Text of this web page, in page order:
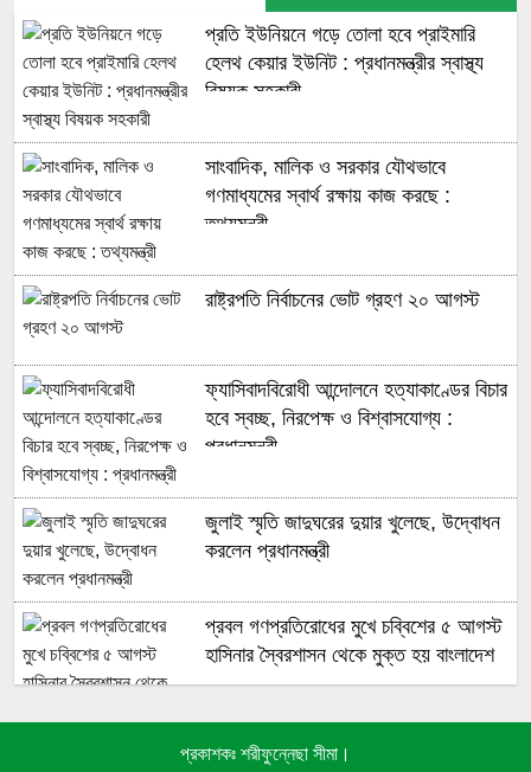
প্রতি ইউনিয়নে গড়ে তোলা হবে প্রাইমারি
হেলথ কেয়ার ইউনিট : প্রধানমন্ত্রীর স্বাস্থ্য
বিষয়ক সহকারী
সাংবাদিক, মালিক ও সরকার যৌথভাবে
গণমাধ্যমের স্বার্থ রক্ষায় কাজ করছে :
তথ্যমন্ত্রী
রাষ্ট্রপতি নির্বাচনের ভোট গ্রহণ ২০ আগস্ট
ফ্যাসিবাদবিরোধী আন্দোলনে হত্যাকাণ্ডের বিচার
হবে স্বচ্ছ, নিরপেক্ষ ও বিশ্বাসযোগ্য :
প্রধানমন্ত্রী
জুলাই স্মৃতি জাদুঘরের দুয়ার খুলেছে, উদ্বোধন
করলেন প্রধানমন্ত্রী
প্রবল গণপ্রতিরোধের মুখে চব্বিশের ৫ আগস্ট
হাসিনার স্বৈরশাসন থেকে মুক্ত হয় বাংলাদেশ
জুলাই গণঅভ্যুত্থানে সুপ্রিম কোর্টের
প্রকাশকঃ শরীফুন্নেছা সীমা।